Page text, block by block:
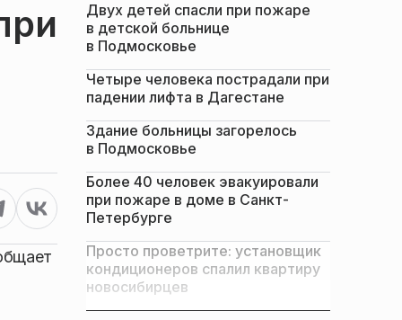
Двух детей спасли при пожаре
в детской больнице
в Подмосковье
Четыре человека пострадали при
падении лифта в Дагестане
Здание больницы загорелось
в Подмосковье
Более 40 человек эвакуировали
при пожаре в доме в Санкт-
Петербурге
Просто проветрите: установщик
кондиционеров спалил квартиру
новосибирцев